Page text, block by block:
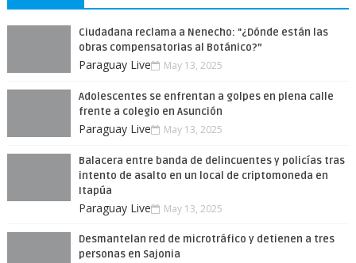
Ciudadana reclama a Nenecho: "¿Dónde están las
obras compensatorias al Botánico?”
Paraguay Live May 13, 2025
Adolescentes se enfrentan a golpes en plena calle
frente a colegio en Asunción
Paraguay Live May 13, 2025
Balacera entre banda de delincuentes y policías tras
intento de asalto en un local de criptomoneda en
Itapúa
Paraguay Live May 13, 2025
Desmantelan red de microtráfico y detienen a tres
personas en Sajonia